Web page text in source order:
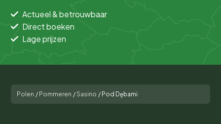
Actueel & betrouwbaar
Direct boeken
Lage prijzen
Polen / Pommeren /Sasino / Pod Dębami